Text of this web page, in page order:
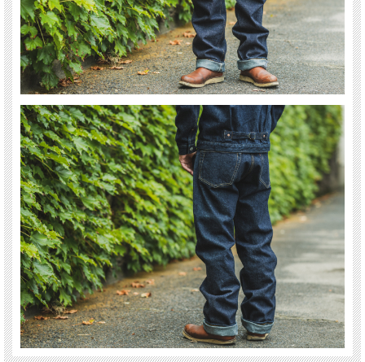
TCB30's C は、労働着として使用されていた年代のモデル。
ボトムラインは太めで動きやすく作られたシルエットです。